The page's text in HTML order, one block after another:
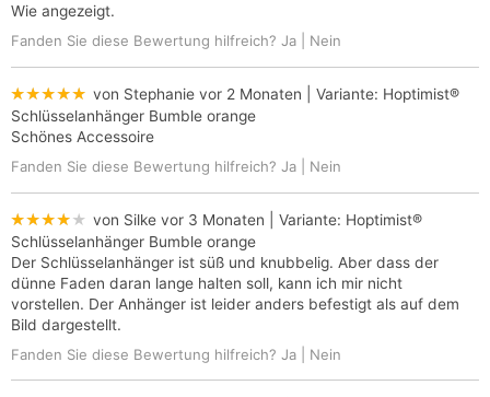
Wie angezeigt.
Fanden Sie diese Bewertung hilfreich? Ja Nein
★★★★★ von Stephanie vor 2 Monaten | Variante: Hoptimist®
Schlüsselanhänger Bumble orange
Schönes Accessoire
Fanden Sie diese Bewertung hilfreich? Ja Nein
★★★★★ von Silke vor 3 Monaten | Variante: Hoptimist®
Schlüsselanhänger Bumble orange
Der Schlüsselanhänger ist süß und knubbelig. Aber dass der
dünne Faden daran lange halten soll, kann ich mir nicht
vorstellen. Der Anhänger ist leider anders befestigt als auf dem
Bild dargestellt.
Fanden Sie diese Bewertung hilfreich? Ja Nein